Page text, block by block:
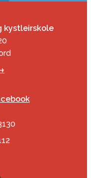
kystleirskole